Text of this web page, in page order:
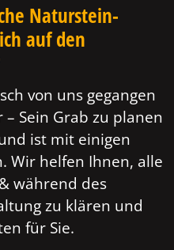
Naturstein-
auf den
von uns gegangen
Sein Grab zu planen
ist mit einigen
Wir helfen Ihnen, alle
während des
zu klären und
für Sie.